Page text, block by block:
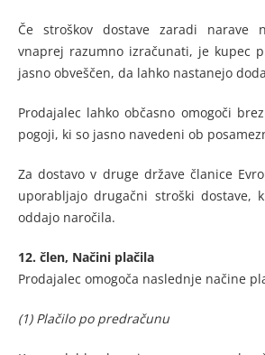
Če stroškov dostave zaradi narave
vnaprej razumno izračunati, je kupec
jasno obveščen, da lahko nastanejo
Prodajalec lahko občasno omogoči
pogoji, ki so jasno navedeni ob
Za dostavo v druge države članice
uporabljajo drugačni stroški dostave,
oddajo naročila.
12. člen, Načini plačila
Prodajalec omogoča naslednje načine
(1) Plačilo po predračunu